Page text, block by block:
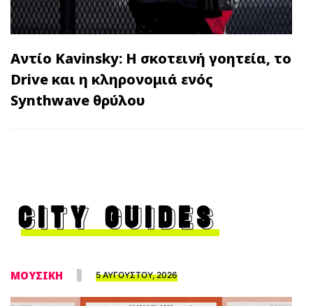
Αντίο Kavinsky: Η σκοτεινή γοητεία, το
Drive και η κληρονομιά ενός
Synthwave θρύλου
CITY GUIDES
ΜΟΥΣΙΚΗ 5 ΑΥΓΟΥΣΤΟΥ, 2026